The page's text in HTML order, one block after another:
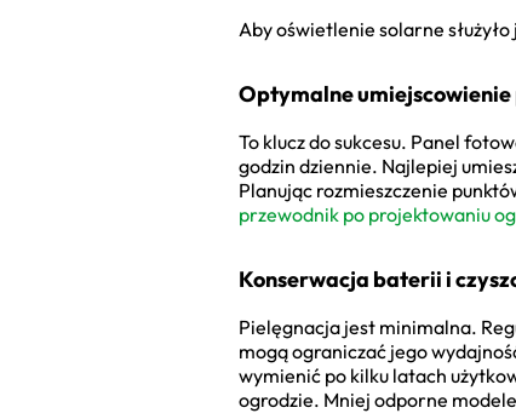
Aby oświetlenie solarne
Optymalne umiejscowienie
To klucz do sukcesu. Panel
godzin dziennie. Najlepiej
Planując rozmieszczenie
przewodnik po projektowaniu
Konserwacja baterii i
Pielęgnacja jest minimalna.
mogą ograniczać jego
wymienić po kilku latach
ogrodzie. Mniej odporne